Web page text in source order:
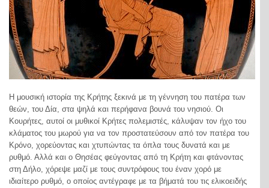
Η μουσική ιστορία της Κρήτης ξεκινά με τη γέννηση του πατέρα των
θεών, του Δία, στα ψηλά και περήφανα βουνά του νησιού. Οι
Κουρήτες, αυτοί οι μυθικοί Κρήτες πολεμιστές, κάλυψαν τον ήχο του
κλάματος του μωρού για να τον προστατεύσουν από τον πατέρα του
Κρόνο, χορεύοντας και χτυπώντας τα όπλα τους δυνατά και με
ρυθμό. Αλλά και ο Θησέας φεύγοντας από τη Κρήτη και φτάνοντας
στη Δήλο, χόρεψε μαζί με τους συντρόφους του έναν χορό με
ιδιαίτερο ρυθμό, ο οποίος αντέγραφε με τα βήματά του τις ελικοειδής